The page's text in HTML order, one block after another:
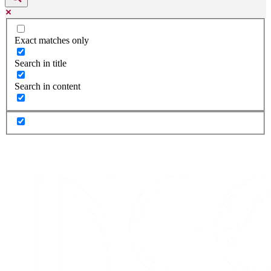
Exact matches only
Search in title
Search in content